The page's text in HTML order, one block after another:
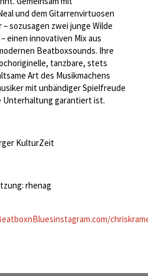
und dem Gitarrenvirtuosen
sozusagen zwei junge Wilde
einen innovativen Mix aus
Beatboxsounds. Ihre
tanzbare, stets
Art des Musikmachens
mit unbändiger Spielfreude
Unterhaltung garantiert ist.
KulturZeit
rhenag
instagram.com/